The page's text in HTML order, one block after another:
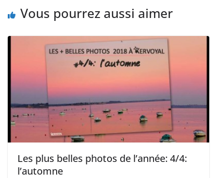
Vous pourrez aussi aimer
Les plus belles photos de l’année: 4/4:
l’automne